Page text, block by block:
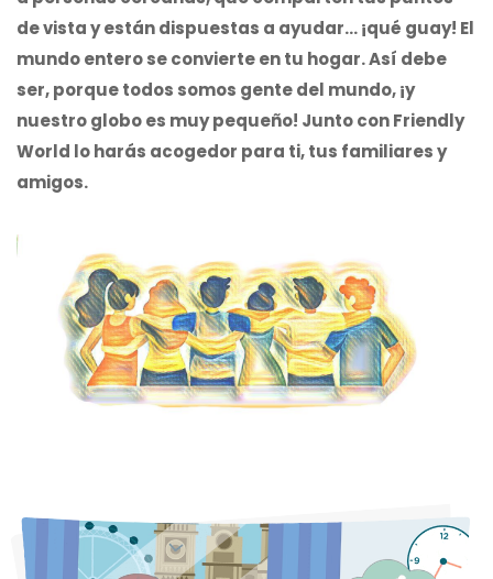
de vista y están dispuestas a ayudar... ¡qué guay! El
mundo entero se convierte en tu hogar. Así debe
ser, porque todos somos gente del mundo, ¡y
nuestro globo es muy pequeño! Junto con Friendly
World lo harás acogedor para ti, tus familiares y
amigos.